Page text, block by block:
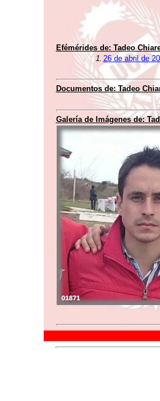
Efémérides de: Tadeo
1. 26 de abril de
Documentos de:Tadeo
Galería de Imágenes de: